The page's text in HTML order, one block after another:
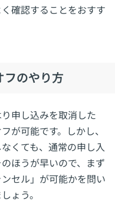
確認することをおすす
フのやり方
申し込みを取消した
が可能です。しかし、
くても、通常の申し入
ほうが早いので、まず
セル」が可能かを問い
ょう。